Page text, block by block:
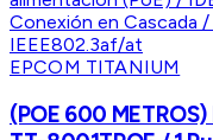
EPCOM TITANIUM
(POE 600